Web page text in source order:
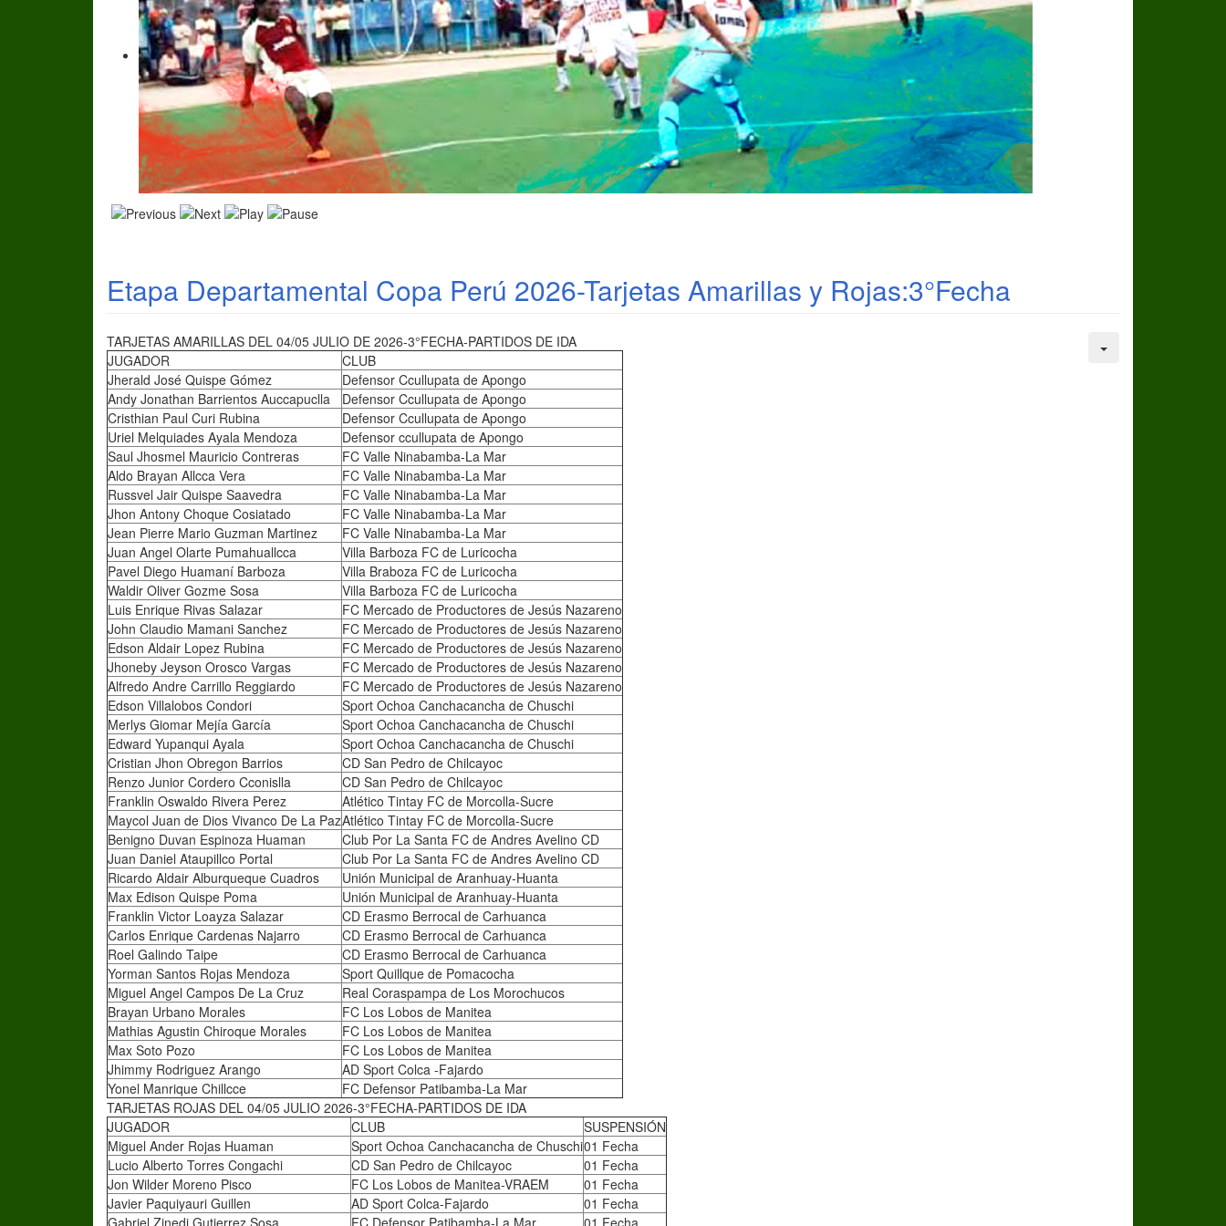
Etapa Departamental Copa Perú 2026-Tarjetas Amarillas y Rojas:3°Fecha
TARJETAS AMARILLAS DEL 04/05 JULIO DE 2026-3°FECHA-PARTIDOS DE IDA
JUGADOR
CLUB
Jherald José Quispe Gómez
Defensor Ccullupata de Apongo
Andy Jonathan Barrientos Auccapuclla
Defensor Ccullupata de Apongo
Cristhian Paul Curi Rubina
Defensor Ccullupata de Apongo
Uriel Melquiades Ayala Mendoza
Defensor ccullupata de Apongo
Saul Jhosmel Mauricio Contreras
FC Valle Ninabamba-La Mar
Aldo Brayan Allcca Vera
FC Valle Ninabamba-La Mar
Russvel Jair Quispe Saavedra
FC Valle Ninabamba-La Mar
Jhon Antony Choque Cosiatado
FC Valle Ninabamba-La Mar
Jean Pierre Mario Guzman Martinez
FC Valle Ninabamba-La Mar
Juan Angel Olarte Pumahuallcca
Villa Barboza FC de Luricocha
Pavel Diego Huamaní Barboza
Villa Braboza FC de Luricocha
Waldir Oliver Gozme Sosa
Villa Barboza FC de Luricocha
Luis Enrique Rivas Salazar
FC Mercado de Productores de Jesús Nazareno
John Claudio Mamani Sanchez
FC Mercado de Productores de Jesús Nazareno
Edson Aldair Lopez Rubina
FC Mercado de Productores de Jesús Nazareno
Jhoneby Jeyson Orosco Vargas
FC Mercado de Productores de Jesús Nazareno
Alfredo Andre Carrillo Reggiardo
FC Mercado de Productores de Jesús Nazareno
Edson Villalobos Condori
Sport Ochoa Canchacancha de Chuschi
Merlys Giomar Mejía García
Sport Ochoa Canchacancha de Chuschi
Edward Yupanqui Ayala
Sport Ochoa Canchacancha de Chuschi
Cristian Jhon Obregon Barrios
CD San Pedro de Chilcayoc
Renzo Junior Cordero Cconislla
CD San Pedro de Chilcayoc
Franklin Oswaldo Rivera Perez
Atlético Tintay FC de Morcolla-Sucre
Maycol Juan de Dios Vivanco De La PazAtlético Tintay FC de Morcolla-Sucre
Benigno Duvan Espinoza Huaman
Club Por La Santa FC de Andres Avelino CD
Juan Daniel Ataupillco Portal
Club Por La Santa FC de Andres Avelino CD
Ricardo Aldair Alburqueque Cuadros
Unión Municipal de Aranhuay-Huanta
Max Edison Quispe Poma
Unión Municipal de Aranhuay-Huanta
Franklin Victor Loayza Salazar
CD Erasmo Berrocal de Carhuanca
Carlos Enrique Cardenas Najarro
CD Erasmo Berrocal de Carhuanca
Roel Galindo Taipe
CD Erasmo Berrocal de Carhuanca
Yorman Santos Rojas Mendoza
Sport Quillque de Pomacocha
Miguel Angel Campos De La Cruz
Real Coraspampa de Los Morochucos
Brayan Urbano Morales
FC Los Lobos de Manitea
Mathias Agustin Chiroque Morales
FC Los Lobos de Manitea
Max Soto Pozo
FC Los Lobos de Manitea
Jhimmy Rodriguez Arango
AD Sport Colca -Fajardo
Yonel Manrique Chillcce
FC Defensor Patibamba-La Mar
TARJETAS ROJAS DEL 04/05 JULIO 2026-3°FECHA-PARTIDOS DE IDA
JUGADOR
CLUB
SUSPENSIÓN
Miguel Ander Rojas Huaman
Sport Ochoa Canchacancha de Chuschi01 Fecha
Lucio Alberto Torres Congachi
CD San Pedro de Chilcayoc
01 Fecha
Jon Wilder Moreno Pisco
FC Los Lobos de Manitea-VRAEM
01 Fecha
Javier Paquiyauri Guillen
AD Sport Colca-Fajardo
01 Fecha
Gabriel Zinedi Gutierrez Sosa
FC Defensor Patibamba-La Mar 01 Fecha